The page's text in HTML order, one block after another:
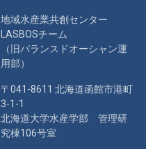
地域水産業共創センター
LASBOSチーム
（旧バランスドオーシャン運
用部）
〒041-8611 北海道函館市港町
3-1-1
北海道大学水産学部 管理研
究棟106号室